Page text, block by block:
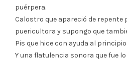
puérpera.
Calostro que apareció de repente
puericultora y supongo que
Pis que hice con ayuda al
Y una flatulencia sonora que fue